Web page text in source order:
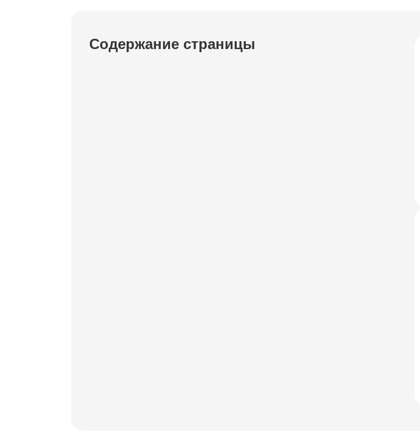
Содержание страницы